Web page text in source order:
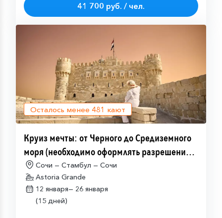
41 700 руб. / чел.
Осталось менее 481 кают
Круиз мечты: от Черного до Средиземного
моря (необходимо оформлять разрешение
на посещение Израиля (ETA-IL)
Сочи — Стамбул — Сочи
Astoria Grande
12 января— 26 января
(15 дней)